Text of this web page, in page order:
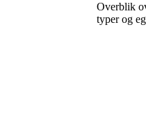
Overblik
typer og